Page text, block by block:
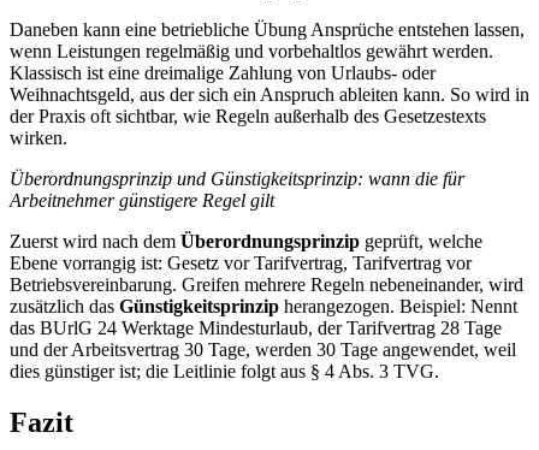
Daneben kann eine betriebliche Übung Ansprüche entstehen lassen,
wenn Leistungen regelmäßig und vorbehaltlos gewährt werden.
Klassisch ist eine dreimalige Zahlung von Urlaubs- oder
Weihnachtsgeld, aus der sich ein Anspruch ableiten kann. So wird in
der Praxis oft sichtbar, wie Regeln außerhalb des Gesetzestexts
wirken.
Überordnungsprinzip und Günstigkeitsprinzip: wann die für
Arbeitnehmer günstigere Regel gilt
Zuerst wird nach dem Überordnungsprinzip geprüft, welche
Ebene vorrangig ist: Gesetz vor Tarifvertrag, Tarifvertrag vor
Betriebsvereinbarung. Greifen mehrere Regeln nebeneinander, wird
zusätzlich das Günstigkeitsprinzip herangezogen. Beispiel: Nennt
das BUrlG 24 Werktage Mindesturlaub, der Tarifvertrag 28 Tage
und der Arbeitsvertrag 30 Tage, werden 30 Tage angewendet, weil
dies günstiger ist; die Leitlinie folgt aus § 4 Abs. 3 TVG.
Fazit